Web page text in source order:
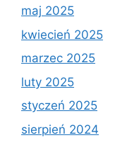
maj 2025
kwiecień 2025
marzec 2025
luty 2025
styczeń 2025
sierpień 2024